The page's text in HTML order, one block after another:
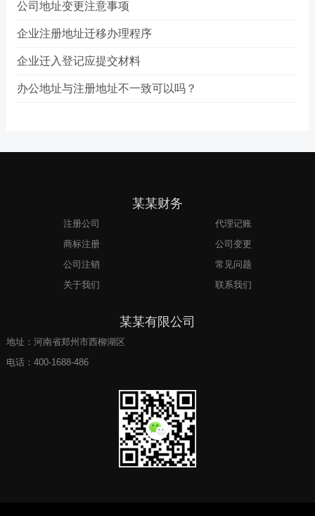
公司地址变更注意事项
企业注册地址迁移办理程序
企业迁入登记应提交材料
办公地址与注册地址不一致可以吗？
某某财务
注册公司
代理记账
商标注册
公司变更
公司注销
常见问题
关于我们
联系我们
某某有限公司
地址：河南省郑州市西柳湖区
电话： 400-1688-486